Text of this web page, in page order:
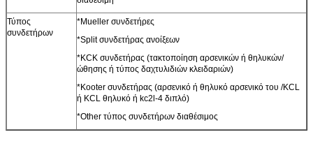
Τύπος
συνδετήρων
*Mueller συνδετήρες
*Split συνδετήρας ανοίξεων
*KCK συνδετήρας (τακτοποίηση αρσενικών ή θηλυκών/
ώθησης ή τύπος δαχτυλιδιών κλειδαριών)
*Kooter συνδετήρας (αρσενικό ή θηλυκό αρσενικό του /KCL
ή KCL θηλυκό ή kc2l-4 διπλό)
*Other τύπος συνδετήρων διαθέσιμος